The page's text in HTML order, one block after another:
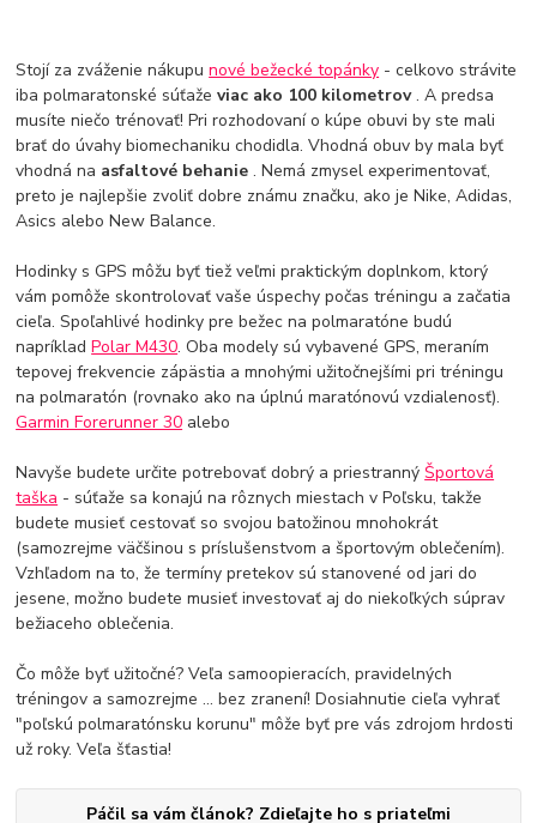
Stojí za zváženie nákupunové bežecké topánky - celkovo strávite
iba polmaratonské súťaževiac ako 100 kilometrov. A predsa
musíte niečo trénovať! Pri rozhodovaní o kúpe obuvi by ste mali
brať do úvahy biomechaniku chodidla. Vhodná obuv by mala byť
vhodná na asfaltové behanie. Nemá zmysel experimentovať,
preto je najlepšie zvoliť dobre známu značku, ako je Nike, Adidas,
Asics alebo New Balance.
Hodinky s GPS môžu byť tiež veľmi praktickým doplnkom, ktorý
vám pomôže skontrolovať vaše úspechy počas tréningu a začatia
cieľa. Spoľahlivé hodinky pre bežec na polmaratóne budú
napríkladPolar M430. Oba modely sú vybavené GPS, meraním
tepovej frekvencie zápästia a mnohými užitočnejšími pri tréningu
na polmaratón (rovnako ako na úplnú maratónovú vzdialenosť).
Garmin Forerunner 30 alebo
Navyše budete určite potrebovať dobrý a priestrannýŠportová
taška - súťaže sa konajú na rôznych miestach v Poľsku, takže
budete musieť cestovať so svojou batožinou mnohokrát
(samozrejme väčšinou s príslušenstvom a športovým oblečením).
Vzhľadom na to, že termíny pretekov sú stanovené od jari do
jesene, možno budete musieť investovať aj do niekoľkých súprav
bežiaceho oblečenia.
Čo môže byť užitočné? Veľa samoopieracích, pravidelných
tréningov a samozrejme ... bez zranení! Dosiahnutie cieľa vyhrať
"poľskú polmaratónsku korunu" môže byť pre vás zdrojom hrdosti
už roky. Veľa šťastia!
Páčil sa vám článok? Zdieľajte ho s priateľmi